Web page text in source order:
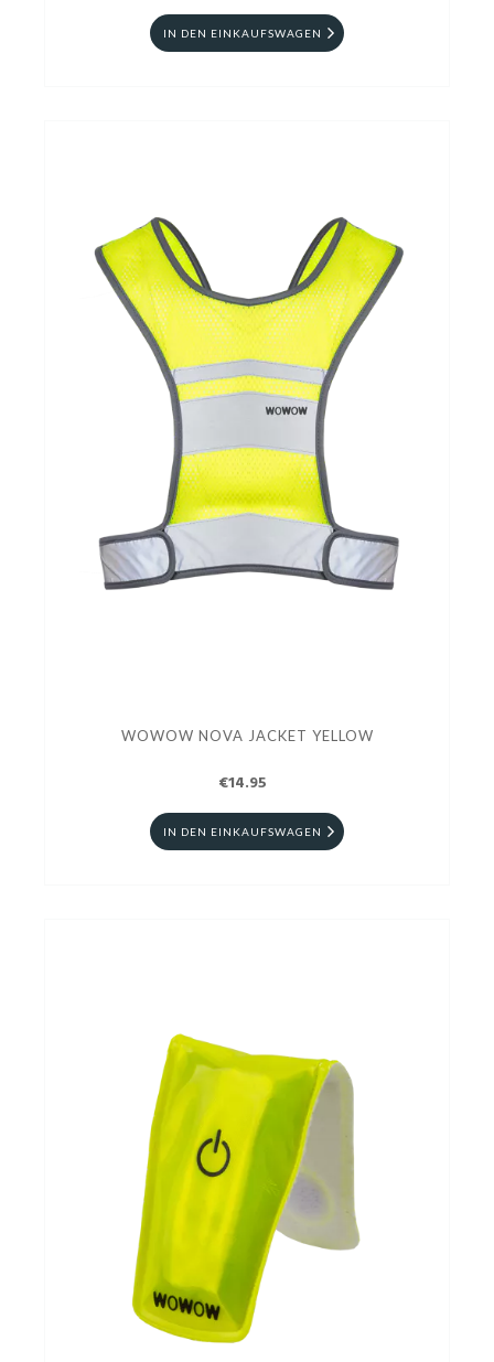
IN DEN EINKAUFSWAGEN
WOWOW NOVA JACKET YELLOW
€14.95
IN DEN EINKAUFSWAGEN